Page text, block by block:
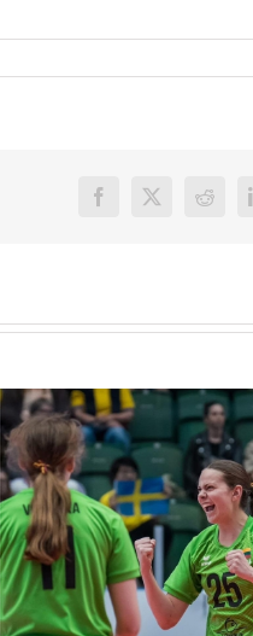
Facebook
X Reddit